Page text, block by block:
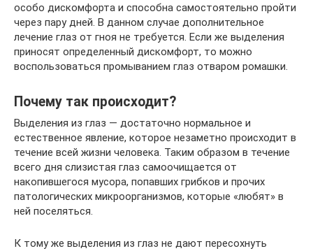
особо дискомфорта и способна самостоятельно пройти
через пару дней. В данном случае дополнительное
лечение глаз от гноя не требуется. Если же выделения
приносят определенный дискомфорт, то можно
воспользоваться промыванием глаз отваром ромашки.
Почему так происходит?
Выделения из глаз — достаточно нормальное и
естественное явление, которое незаметно происходит в
течение всей жизни человека. Таким образом в течение
всего дня слизистая глаз самоочищается от
накопившегося мусора, попавших грибков и прочих
патологических микроорганизмов, которые «любят» в
ней поселяться.
К тому же выделения из глаз не дают пересохнуть